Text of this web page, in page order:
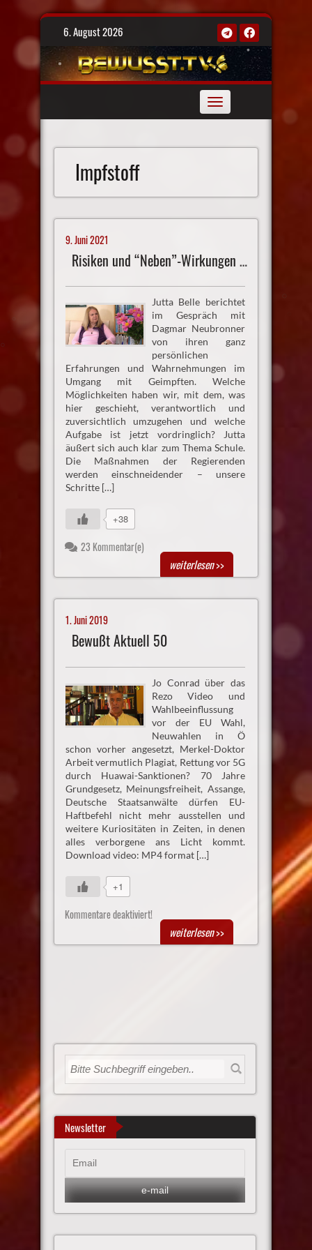
Skip
content
6. August 2026
Toggle
navigation
Impfstoff
9. Juni 2021
Risiken und “Neben”-Wirkungen – wie geht es weiter?
Jutta Belle berichtet
im Gespräch mit
Dagmar Neubronner
von ihren ganz
persönlichen
Erfahrungen und Wahrnehmungen im
Umgang mit Geimpften. Welche
Möglichkeiten haben wir, mit dem, was
hier geschieht, verantwortlich und
zuversichtlich umzugehen und welche
Aufgabe ist jetzt vordringlich? Jutta
äußert sich auch klar zum Thema Schule.
Die Maßnahmen der Regierenden
werden einschneidender – unsere
Schritte […]
+38
23 Kommentar(e)
weiterlesen>>
1. Juni 2019
Bewußt Aktuell 50
Jo Conrad über das
Rezo Video und
Wahlbeeinflussung
vor der EU Wahl,
Neuwahlen in Ö
schon vorher angesetzt, Merkel-Doktor
Arbeit vermutlich Plagiat, Rettung vor 5G
durch Huawai-Sanktionen? 70 Jahre
Grundgesetz, Meinungsfreiheit, Assange,
Deutsche Staatsanwälte dürfen EU-
Haftbefehl nicht mehr ausstellen und
weitere Kuriositäten in Zeiten, in denen
alles verborgene ans Licht kommt.
Download video: MP4 format […]
+1
Kommentare deaktiviert!
weiterlesen>>
Newsletter